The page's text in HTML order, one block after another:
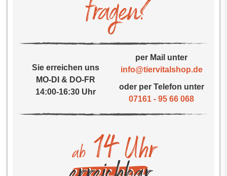
Sie erreichen uns
MO-DI & DO-FR
14:00-16:30 Uhr
per Mail unter
info@tiervitalshop.de
oder per Telefon unter
07161 - 95 66 068